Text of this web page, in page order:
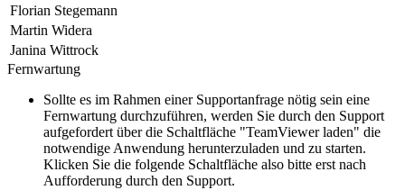
Florian Stegemann
Martin Widera
Janina Wittrock
Fernwartung
Sollte es im Rahmen einer Supportanfrage nötig sein eine
Fernwartung durchzuführen, werden Sie durch den Support
aufgefordert über die Schaltfläche "TeamViewer laden" die
notwendige Anwendung herunterzuladen und zu starten.
Klicken Sie die folgende Schaltfläche also bitte erst nach
Aufforderung durch den Support.